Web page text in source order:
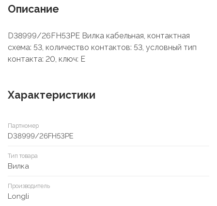
Описание
D38999/26FH53PE Вилка кабельная, контактная
схема: 53, количество контактов: 53, условный тип
контакта: 20, ключ: E
Характеристики
Партномер
D38999/26FH53PE
Тип товара
Вилка
Производитель
Longli